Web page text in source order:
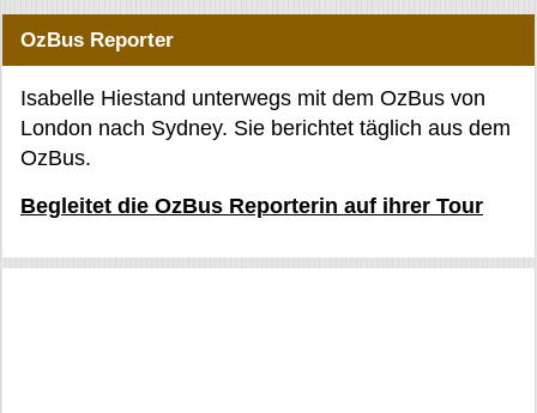
OzBus Reporter
Isabelle Hiestand unterwegs mit dem OzBus von
London nach Sydney. Sie berichtet täglich aus dem
OzBus.
Begleitet die OzBus Reporterin auf ihrer Tour